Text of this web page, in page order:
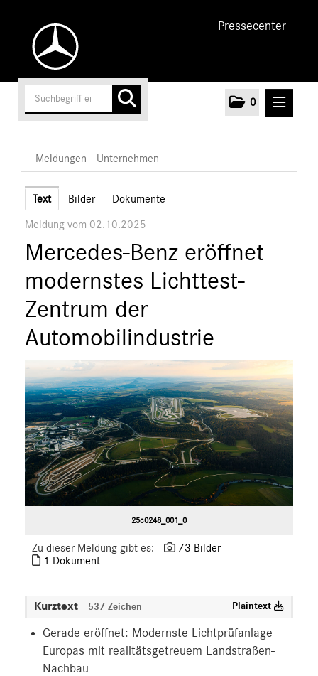
Pressecenter
0
Unternehmen
Marken & Produkte
MEDIA
ÜBER UNS
ANSPRECHPARTNER
Meldungen Unternehmen
Text Bilder Dokumente
Meldung vom 02.10.2025
Mercedes-Benz eröffnet
modernstes Lichttest-
Zentrum der
Automobilindustrie
25c0248_001_0
Zu dieser Meldung gibt es:
73 Bilder
1 Dokument
Kurztext 537 Zeichen Plaintext
Gerade eröffnet: Modernste Lichtprüfanlage
Europas mit realitätsgetreuem Landstraßen-
Nachbau